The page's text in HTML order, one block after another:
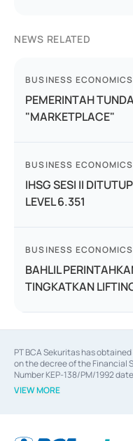
NEWS RELATED
BUSINESS ECONOMICS
PEMERINTAH
"MARKETPLACE"
BUSINESS ECONOMICS
IHSG SESI II
LEVEL 6.351
BUSINESS ECONOMICS
BAHLIL
TINGKATKAN
PT BCA Sekuritas has
on the decree of the Financial
Number KEP-138/PM/1992
dated February 28, 2014, a
decree of the Financial
VIEW MORE